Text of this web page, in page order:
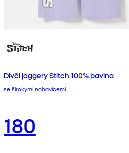
Dívčí joggery Stitch 100% bavlna
se širokými nohavicemi
180